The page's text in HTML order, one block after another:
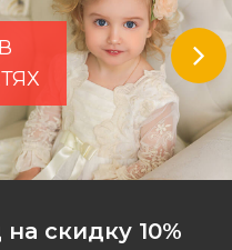
скидку 10%